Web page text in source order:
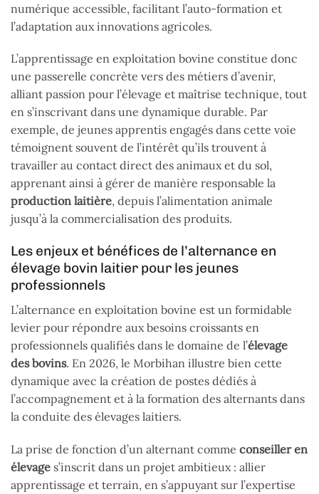
numérique accessible, facilitant l’auto-formation et
l’adaptation aux innovations agricoles.
L’apprentissage en exploitation bovine constitue donc
une passerelle concrète vers des métiers d’avenir,
alliant passion pour l’élevage et maîtrise technique, tout
en s’inscrivant dans une dynamique durable. Par
exemple, de jeunes apprentis engagés dans cette voie
témoignent souvent de l’intérêt qu’ils trouvent à
travailler au contact direct des animaux et du sol,
apprenant ainsi à gérer de manière responsable la
production laitière, depuis l’alimentation animale
jusqu’à la commercialisation des produits.
Les enjeux et bénéfices de l’alternance en
élevage bovin laitier pour les jeunes
professionnels
L’alternance en exploitation bovine est un formidable
levier pour répondre aux besoins croissants en
professionnels qualifiés dans le domaine de l’élevage
des bovins. En 2026, le Morbihan illustre bien cette
dynamique avec la création de postes dédiés à
l’accompagnement et à la formation des alternants dans
la conduite des élevages laitiers.
La prise de fonction d’un alternant comme conseiller en
élevage s’inscrit dans un projet ambitieux : allier
apprentissage et terrain, en s’appuyant sur l’expertise